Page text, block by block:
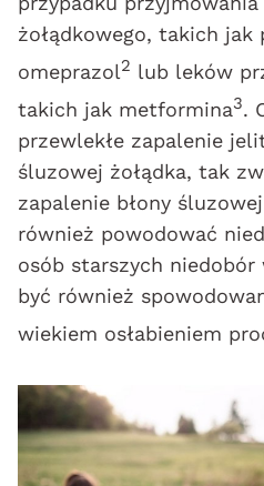
żołądkowego, takich
omeprazol2 lub leków
takich jak metformina3.
przewlekłe zapalenie
śluzowej żołądka, tak
zapalenie błony
również powodować
osób starszych niedobór
być również
wiekiem osłabieniem